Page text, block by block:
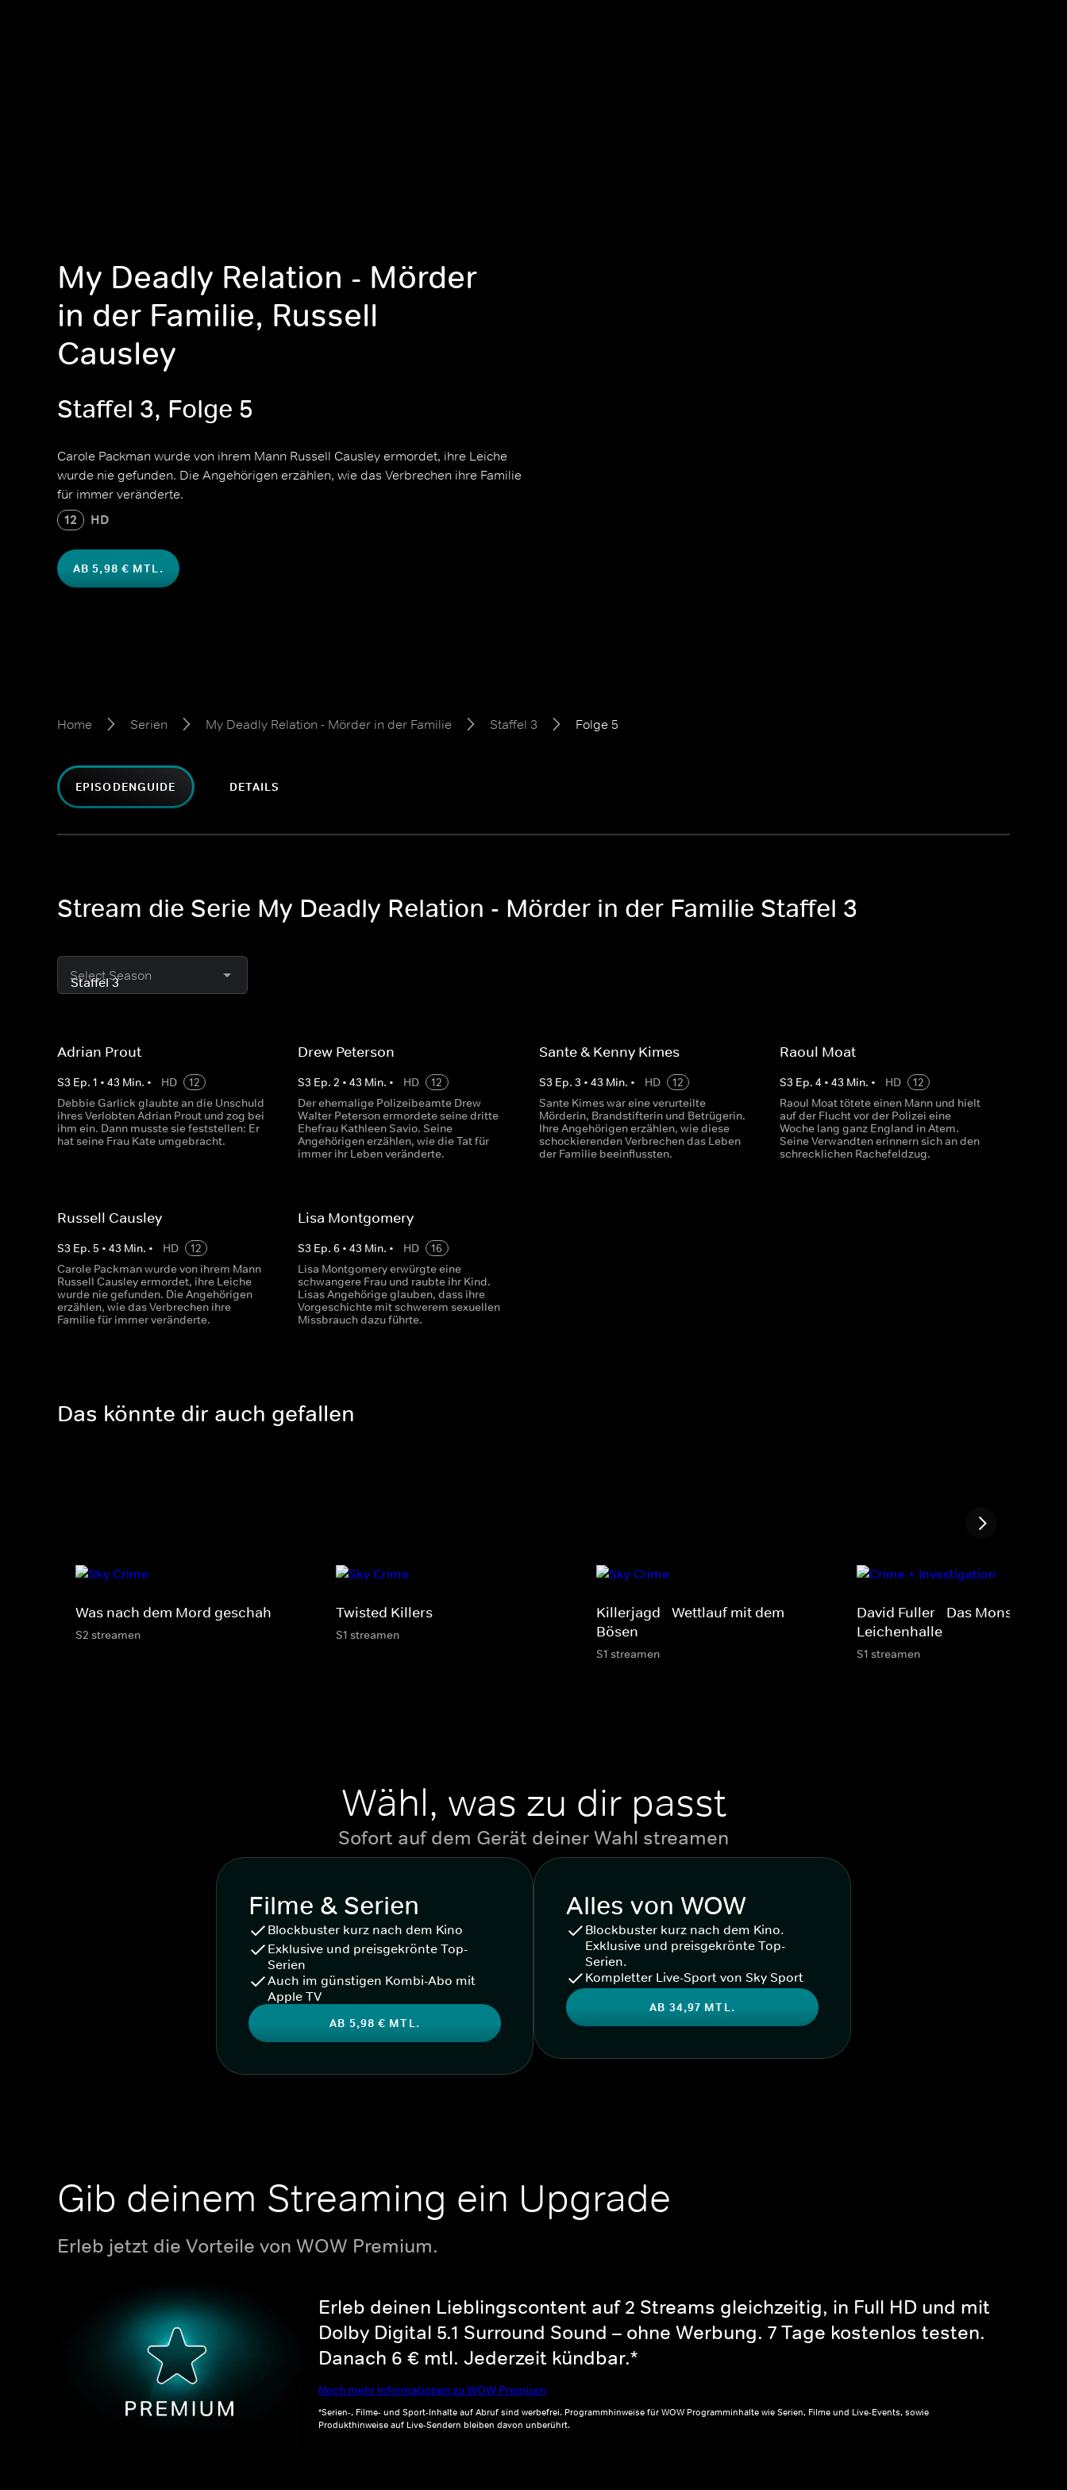
My Deadly Relation - Mörder
in der Familie, Russell
Causley
Staffel 3, Folge 5
Carole Packman wurde von ihrem Mann Russell Causley ermordet, ihre Leiche
wurde nie gefunden. Die Angehörigen erzählen, wie das Verbrechen ihre Familie
für immer veränderte.
12 HD
AB 5,98 € MTL.
Home Serien My Deadly Relation - Mörder in der Familie Staffel 3 Folge 5
EPISODENGUIDE DETAILS
Stream die Serie My Deadly Relation - Mörder in der Familie Staffel 3
Select Season
Adrian Prout
S3 Ep. 1 • 43 Min. • HD
12
Debbie Garlick glaubte an die Unschuld
ihres Verlobten Adrian Prout und zog bei
ihm ein. Dann musste sie feststellen: Er
hat seine Frau Kate umgebracht.
Drew Peterson
S3 Ep.2 •43 Min. • HD
12
Der ehemalige Polizeibeamte Drew
Walter Peterson ermordete seine dritte
Ehefrau Kathleen Savio. Seine
Angehörigen erzählen, wie die Tat für
immer ihr Leben veränderte.
Sante & Kenny Kimes
S3 Ep. 3 • 43 Min. • HD
12
Sante Kimes war eine verurteilte
Mörderin, Brandstifterin und Betrügerin.
Ihre Angehörigen erzählen, wie diese
schockierenden Verbrechen das Leben
der Familie beeinflussten.
Raoul Moat
S3 Ep. 4 • 43 Min. • HD
12
Raoul Moat tötete einen Mann und hielt
auf der Flucht vor der Polizei eine
Woche lang ganz England in Atem.
Seine Verwandten erinnern sich an den
schrecklichen Rachefeldzug.
Russell Causley
S3 Ep. 5 • 43 Min. • HD
12
Carole Packman wurde von ihrem Mann
Russell Causley ermordet, ihre Leiche
wurde nie gefunden. Die Angehörigen
erzählen, wie das Verbrechen ihre
Familie für immer veränderte.
Lisa Montgomery
S3 Ep.6 •43 Min. • HD
16
Lisa Montgomery erwürgte eine
schwangere Frau und raubte ihr Kind.
Lisas Angehörige glauben, dass ihre
Vorgeschichte mit schwerem sexuellen
Missbrauch dazu führte.
Das könnte dir auch gefallen
Was nach dem Mord geschah
S2 streamen
Twisted Killers
S1 streamen
Killerjagd - Wettlauf mit dem
Bösen
S1 streamen
David Fuller - Das Monster in
Leichenhalle
S1 streamen
Wähl, was zu dir passt
Sofort auf dem Gerät deiner Wahl streamen
Filme & Serien
Blockbuster kurz nach dem Kino
Exklusive und preisgekrönte Top-
Serien
Auch im günstigen Kombi-Abo mit
Apple TV
AB 5,98 € MTL.
Alles von WOW
Blockbuster kurz nach dem Kino.
Exklusive und preisgekrönte Top-
Serien.
Kompletter Live-Sport von Sky Sport
AB 34,97 MTL.
Gib deinem Streaming ein Upgrade
Erleb jetzt die Vorteile von WOW Premium.
Erleb deinen Lieblingscontent auf 2 Streams gleichzeitig, in Full HD und mit
Dolby Digital 5.1 Surround Sound – ohne Werbung. 7 Tage kostenlos testen.
Danach 6 € mtl. Jederzeit kündbar.*
Noch mehr Informationen zu WOW Premium
*Serien-, Filme- und Sport-Inhalte auf Abruf sind werbefrei. Programmhinweise für WOW Programminhalte wie Serien, Filme und Live-Events, sowie
Produkthinweise auf Live-Sendern bleiben davon unberührt.